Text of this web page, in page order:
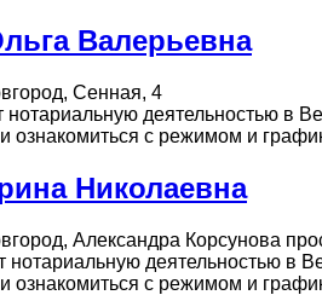
Валерьевна
Сенная, 4
деятельностью в
ознакомиться с режимом и
Николаевна
Александра Корсунова
деятельностью в
ознакомиться с режимом и